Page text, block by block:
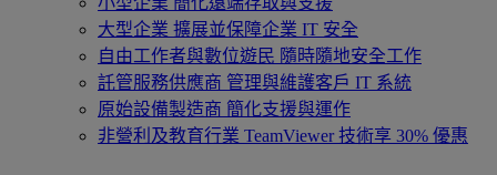
大型企業 擴展並保障企業 IT 安全
自由工作者與數位遊民 隨時隨地安全工作
託管服務供應商 管理與維護客戶 IT 系統
原始設備製造商 簡化支援與運作
非營利及教育行業 TeamViewer 技術享 30% 優惠